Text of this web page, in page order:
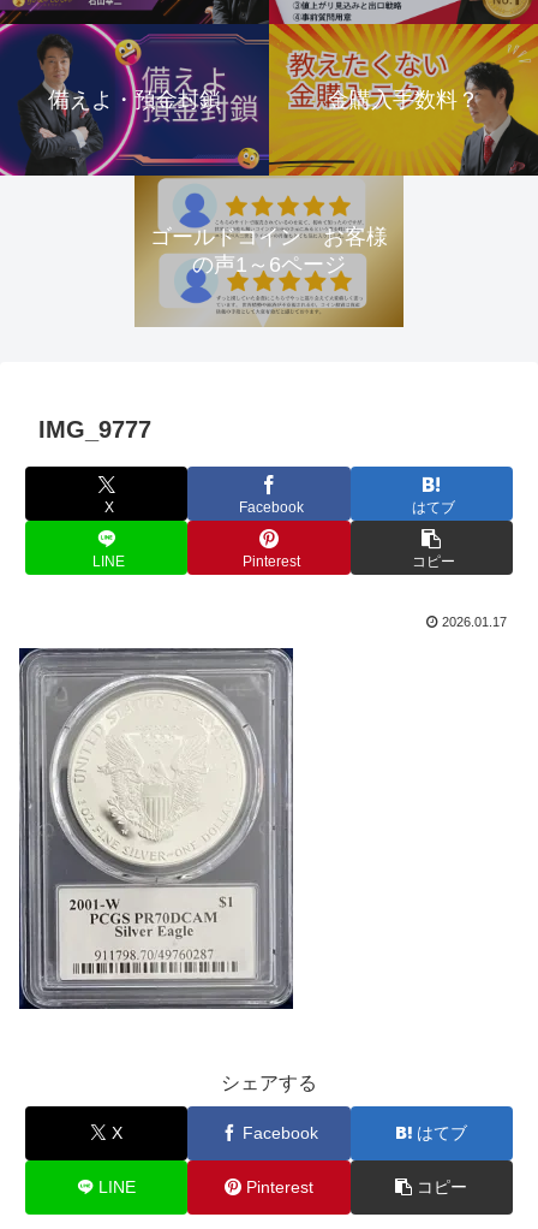
備えよ・預金封鎖 金購入手数料？
ゴールドコイン お客様
の声1～6ページ
IMG_9777
X Facebook はてブ
LINE Pinterest コピー
2026.01.17
シェアする
X Facebook はてブ
LINE Pinterest コピー